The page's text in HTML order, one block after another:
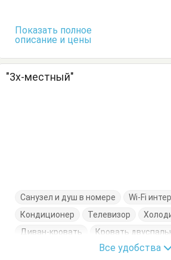
Показать полное
описание и цены
"3х-местный"
Санузел и душ в номере
Wi-Fi
Кондиционер
Телевизор
Диван-кровать
Кровать
Все удобства